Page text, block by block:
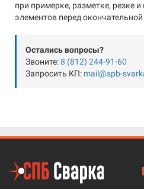
при примерке, разметке, резке
элементов перед
Остались вопросы?
Звоните:8 (812) 244-91-60
Запросить КП: mail@spb-